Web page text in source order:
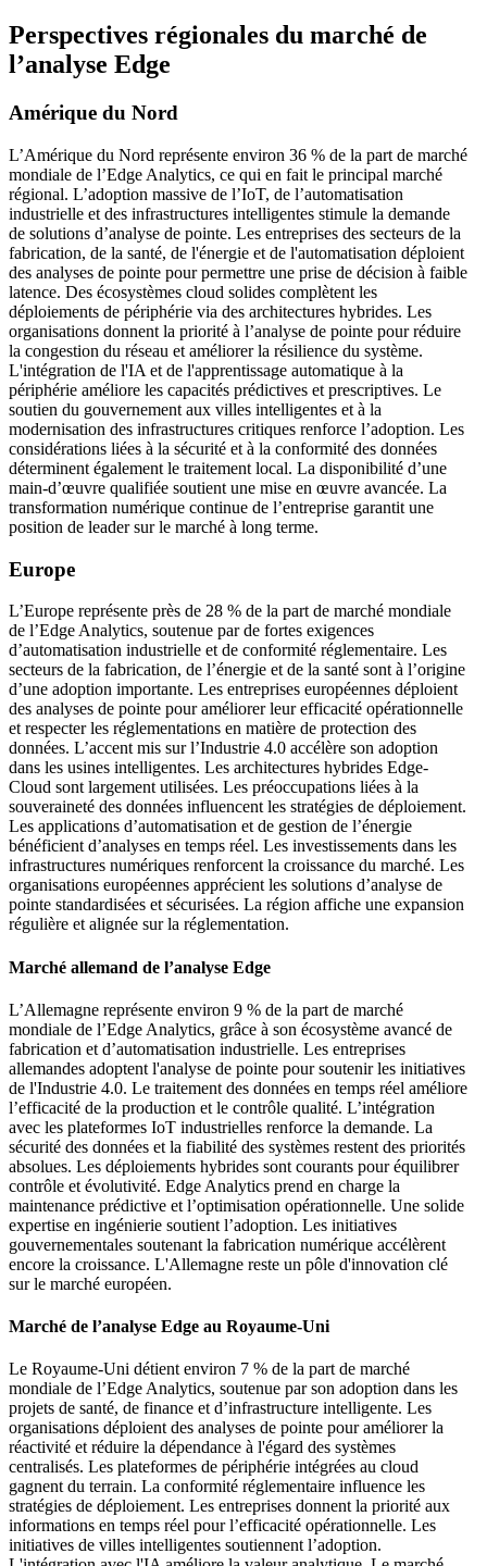
Perspectives régionales du marché de
l’analyse Edge
Amérique du Nord
L’Amérique du Nord représente environ 36 % de la part de marché
mondiale de l’Edge Analytics, ce qui en fait le principal marché
régional. L’adoption massive de l’IoT, de l’automatisation
industrielle et des infrastructures intelligentes stimule la demande
de solutions d’analyse de pointe. Les entreprises des secteurs de la
fabrication, de la santé, de l'énergie et de l'automatisation déploient
des analyses de pointe pour permettre une prise de décision à faible
latence. Des écosystèmes cloud solides complètent les
déploiements de périphérie via des architectures hybrides. Les
organisations donnent la priorité à l’analyse de pointe pour réduire
la congestion du réseau et améliorer la résilience du système.
L'intégration de l'IA et de l'apprentissage automatique à la
périphérie améliore les capacités prédictives et prescriptives. Le
soutien du gouvernement aux villes intelligentes et à la
modernisation des infrastructures critiques renforce l’adoption. Les
considérations liées à la sécurité et à la conformité des données
déterminent également le traitement local. La disponibilité d’une
main-d’œuvre qualifiée soutient une mise en œuvre avancée. La
transformation numérique continue de l’entreprise garantit une
position de leader sur le marché à long terme.
Europe
L’Europe représente près de 28 % de la part de marché mondiale
de l’Edge Analytics, soutenue par de fortes exigences
d’automatisation industrielle et de conformité réglementaire. Les
secteurs de la fabrication, de l’énergie et de la santé sont à l’origine
d’une adoption importante. Les entreprises européennes déploient
des analyses de pointe pour améliorer leur efficacité opérationnelle
et respecter les réglementations en matière de protection des
données. L’accent mis sur l’Industrie 4.0 accélère son adoption
dans les usines intelligentes. Les architectures hybrides Edge-
Cloud sont largement utilisées. Les préoccupations liées à la
souveraineté des données influencent les stratégies de déploiement.
Les applications d’automatisation et de gestion de l’énergie
bénéficient d’analyses en temps réel. Les investissements dans les
infrastructures numériques renforcent la croissance du marché. Les
organisations européennes apprécient les solutions d’analyse de
pointe standardisées et sécurisées. La région affiche une expansion
régulière et alignée sur la réglementation.
Marché allemand de l’analyse Edge
L’Allemagne représente environ 9 % de la part de marché
mondiale de l’Edge Analytics, grâce à son écosystème avancé de
fabrication et d’automatisation industrielle. Les entreprises
allemandes adoptent l'analyse de pointe pour soutenir les initiatives
de l'Industrie 4.0. Le traitement des données en temps réel améliore
l’efficacité de la production et le contrôle qualité. L’intégration
avec les plateformes IoT industrielles renforce la demande. La
sécurité des données et la fiabilité des systèmes restent des priorités
absolues. Les déploiements hybrides sont courants pour équilibrer
contrôle et évolutivité. Edge Analytics prend en charge la
maintenance prédictive et l’optimisation opérationnelle. Une solide
expertise en ingénierie soutient l’adoption. Les initiatives
gouvernementales soutenant la fabrication numérique accélèrent
encore la croissance. L'Allemagne reste un pôle d'innovation clé
sur le marché européen.
Marché de l’analyse Edge au Royaume-Uni
Le Royaume-Uni détient environ 7 % de la part de marché
mondiale de l’Edge Analytics, soutenue par son adoption dans les
projets de santé, de finance et d’infrastructure intelligente. Les
organisations déploient des analyses de pointe pour améliorer la
réactivité et réduire la dépendance à l'égard des systèmes
centralisés. Les plateformes de périphérie intégrées au cloud
gagnent du terrain. La conformité réglementaire influence les
stratégies de déploiement. Les entreprises donnent la priorité aux
informations en temps réel pour l’efficacité opérationnelle. Les
initiatives de villes intelligentes soutiennent l’adoption.